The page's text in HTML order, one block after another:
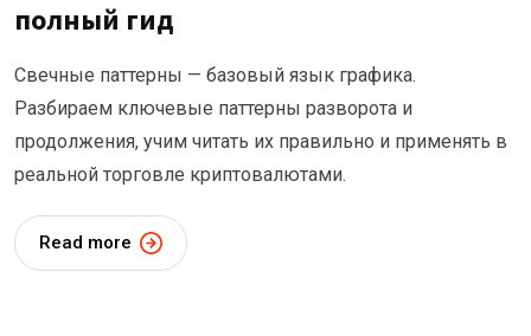
полный гид
Свечные паттерны — базовый язык графика.
Разбираем ключевые паттерны разворота и
продолжения, учим читать их правильно и применять в
реальной торговле криптовалютами.
Read more